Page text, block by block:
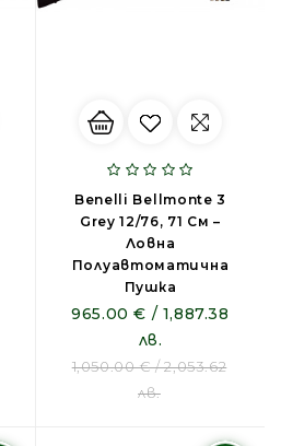
Benelli Bellmonte 3
Grey 12/76, 71 См –
Ловна
Полуавтоматична
Пушка
965.00 € / 1,887.38
лв.
1,050.00 € / 2,053.62
лв.